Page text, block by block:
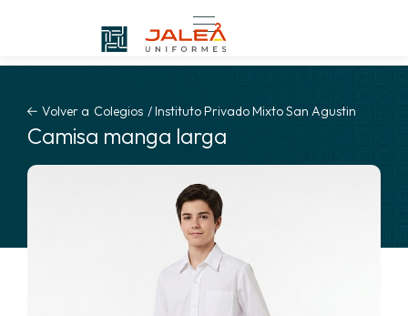
Volver a Colegios /Instituto Privado Mixto San Agustin
Camisa manga larga